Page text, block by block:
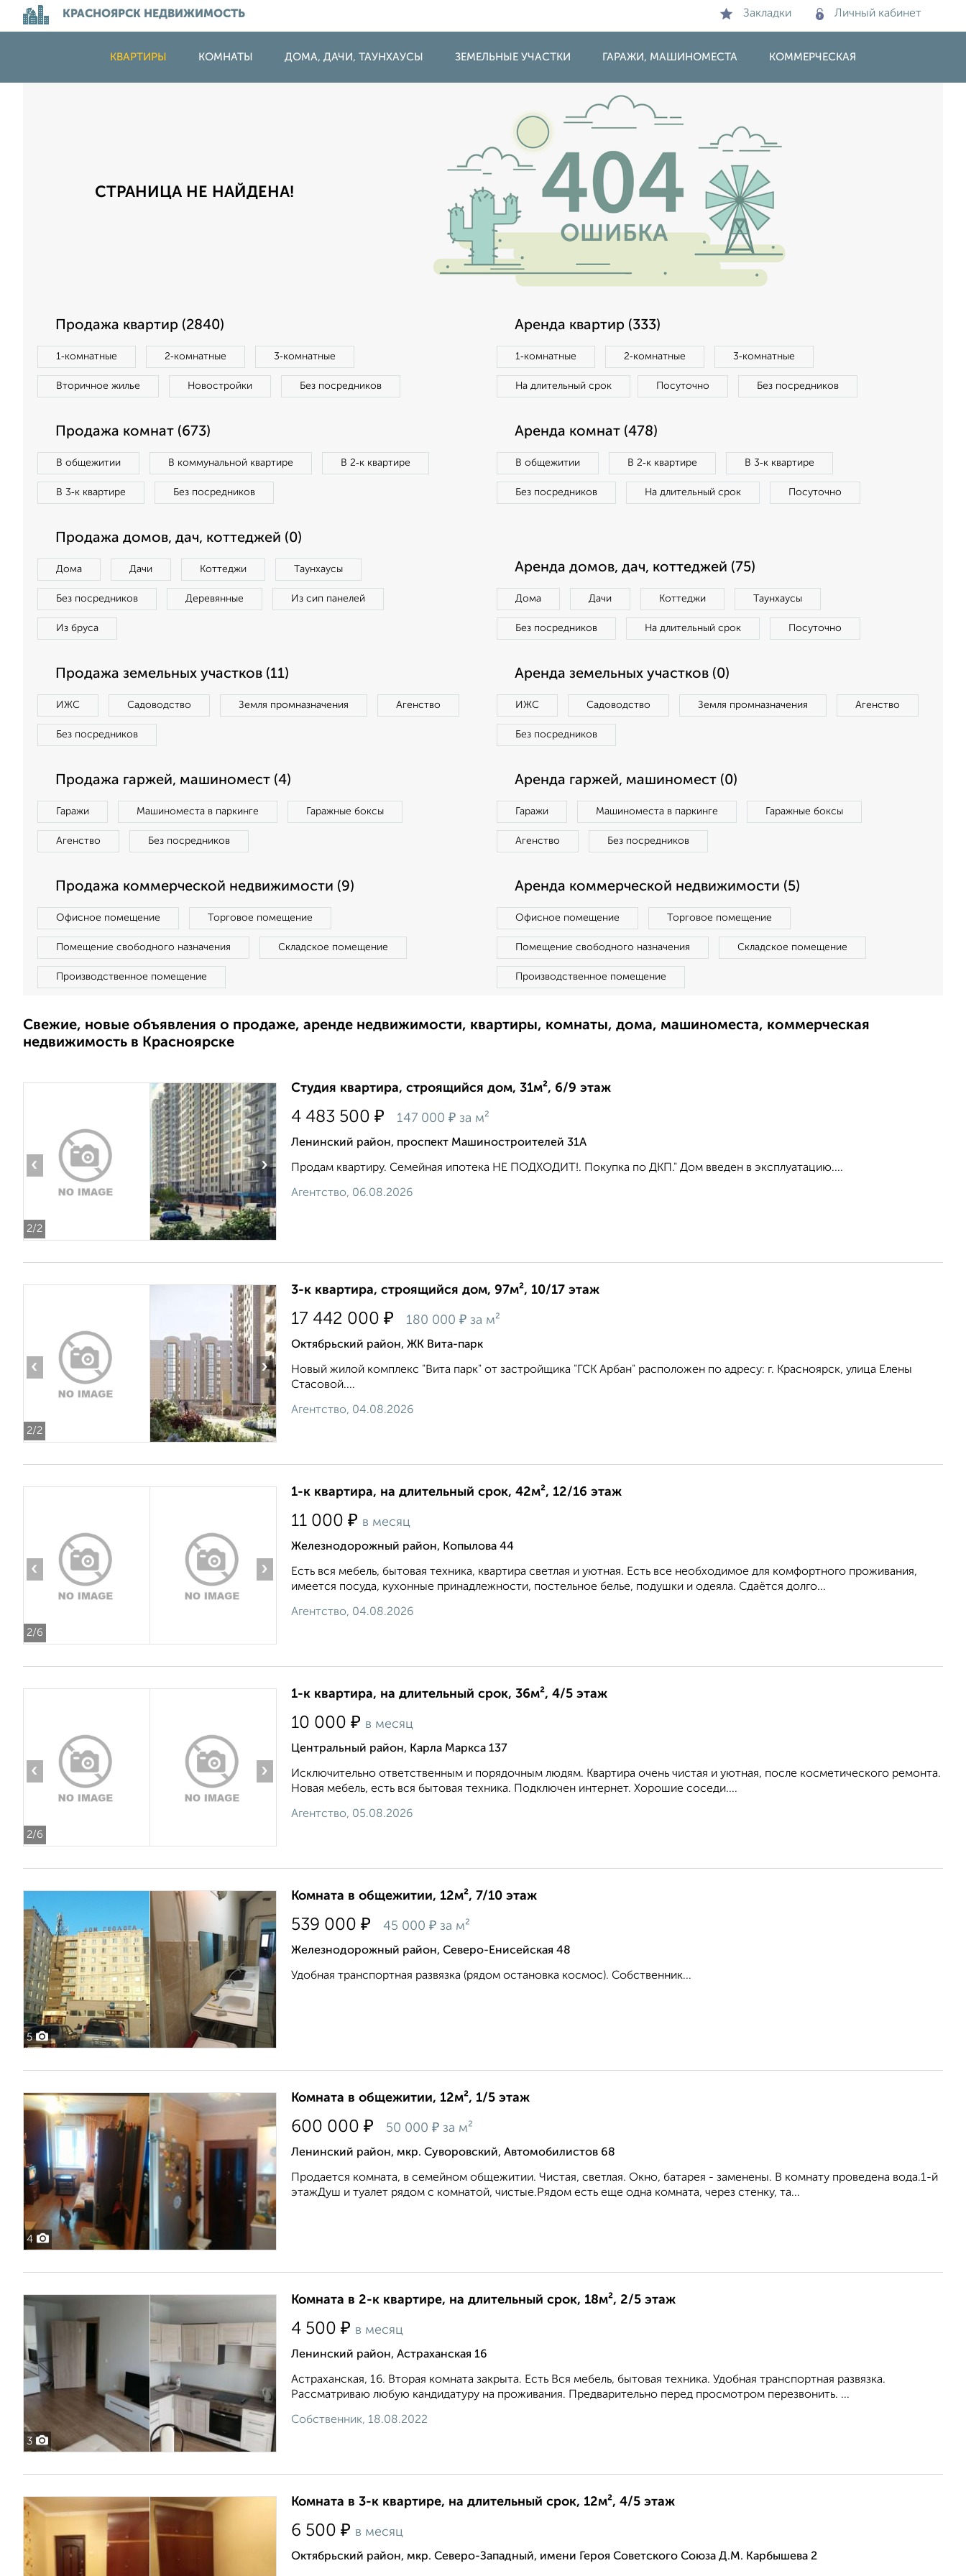
КРАСНОЯРСК НЕДВИЖИМОСТЬ Закладки Личный кабинет
КВАРТИРЫ КОМНАТЫ ДОМА, ДАЧИ, ТАУНХАУСЫ ЗЕМЕЛЬНЫЕ УЧАСТКИ ГАРАЖИ, МАШИНОМЕСТА КОММЕРЧЕСКАЯ
СТРАНИЦА НЕ НАЙДЕНА!
Продажа квартир (2840)
1‑комнатные 2‑комнатные 3‑комнатные
Вторичное жилье Новостройки Без посредников
Аренда квартир (333)
1‑комнатные 2‑комнатные 3‑комнатные
На длительный срок Посуточно Без посредников
Продажа комнат (673)
В общежитии В коммунальной квартире В 2‑к квартире
В 3‑к квартире Без посредников
Аренда комнат (478)
В общежитии В 2‑к квартире В 3‑к квартире
Без посредников На длительный срок Посуточно
Продажа домов, дач, коттеджей (0)
Дома Дачи Коттеджи Таунхаусы
Без посредников Деревянные Из сип панелей
Из бруса
Аренда домов, дач, коттеджей (75)
Дома Дачи Коттеджи Таунхаусы
Без посредников На длительный срок Посуточно
Продажа земельных участков (11)
ИЖС Садоводство Земля промназначения Агенство
Без посредников
Аренда земельных участков (0)
ИЖС Садоводство Земля промназначения Агенство
Без посредников
Продажа гаржей, машиномест (4)
Гаражи Машиноместа в паркинге Гаражные боксы
Агенство Без посредников
Аренда гаржей, машиномест (0)
Гаражи Машиноместа в паркинге Гаражные боксы
Агенство Без посредников
Продажа коммерческой недвижимости (9)
Офисное помещение Торговое помещение
Помещение свободного назначения Складское помещение
Производственное помещение
Аренда коммерческой недвижимости (5)
Офисное помещение Торговое помещение
Помещение свободного назначения Складское помещение
Производственное помещение
Свежие, новые объявления о продаже, аренде недвижимости, квартиры, комнаты, дома, машиноместа, коммерческая
недвижимость в Красноярске
2/2
‹ ›
Студия квартира, строящийся дом, 31м², 6/9 этаж
4 483 500 ₽ 147 000 ₽ за м²
Ленинский район, проспект Машиностроителей 31А
Продам квартиру. Семейная ипотека НЕ ПОДХОДИТ!. Покупка по ДКП." Дом введен в эксплуатацию....
Агентство, 06.08.2026
2/2
‹ ›
3-к квартира, строящийся дом, 97м², 10/17 этаж
17 442 000 ₽ 180 000 ₽ за м²
Октябрьский район, ЖК Вита-парк
Новый жилой комплекс "Вита парк" от застройщика "ГСК Арбан" расположен по адресу: г. Красноярск, улица Елены
Стасовой....
Агентство, 04.08.2026
2/6
‹ ›
1-к квартира, на длительный срок, 42м², 12/16 этаж
11 000 ₽ в месяц
Железнодорожный район, Копылова 44
Есть вся мебель, бытовая техника, квартира светлая и уютная. Есть все необходимое для комфортного проживания,
имеется посуда, кухонные принадлежности, постельное белье, подушки и одеяла. Сдаётся долго...
Агентство, 04.08.2026
2/6
‹ ›
1-к квартира, на длительный срок, 36м², 4/5 этаж
10 000 ₽ в месяц
Центральный район, Карла Маркса 137
Исключительно ответственным и порядочным людям. Квартира очень чистая и уютная, после косметического ремонта.
Новая мебель, есть вся бытовая техника. Подключен интернет. Хорошие соседи....
Агентство, 05.08.2026
5
Комната в общежитии, 12м², 7/10 этаж
539 000 ₽ 45 000 ₽ за м²
Железнодорожный район, Северо-Енисейская 48
Удобная транспортная развязка (рядом остановка космос). Собственник...
4
Комната в общежитии, 12м², 1/5 этаж
600 000 ₽ 50 000 ₽ за м²
Ленинский район, мкр. Суворовский, Автомобилистов 68
Продается комната, в семейном общежитии. Чистая, светлая. Окно, батарея - заменены. В комнату проведена вода.1-й
этажДуш и туалет рядом с комнатой, чистые.Рядом есть еще одна комната, через стенку, та...
3
Комната в 2-к квартире, на длительный срок, 18м², 2/5 этаж
4 500 ₽ в месяц
Ленинский район, Астраханская 16
Астраханская, 16. Вторая комната закрыта. Есть Вся мебель, бытовая техника. Удобная транспортная развязка.
Рассматриваю любую кандидатуру на проживания. Предварительно перед просмотром перезвонить. ...
Собственник, 18.08.2022
Комната в 3-к квартире, на длительный срок, 12м², 4/5 этаж
6 500 ₽ в месяц
Октябрьский район, мкр. Северо-Западный, имени Героя Советского Союза Д.М. Карбышева 2